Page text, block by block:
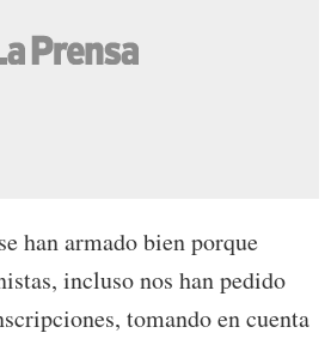
han armado bien porque
incluso nos han pedido
tomando en cuenta